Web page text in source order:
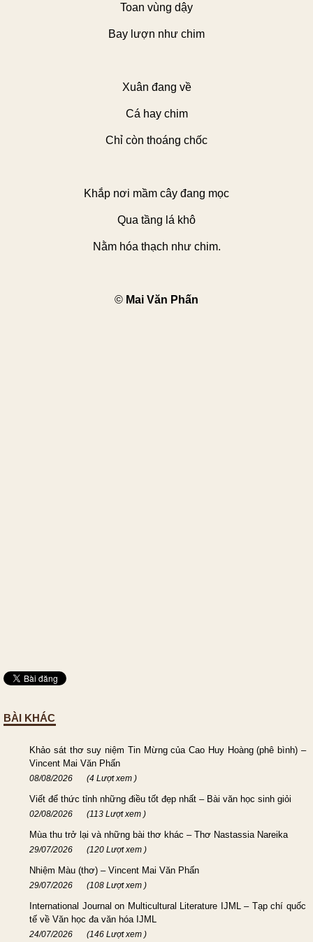
Toan vùng dậy
Bay lượn như chim
Xuân đang về
Cá hay chim
Chỉ còn thoáng chốc
Khắp nơi mầm cây đang mọc
Qua tầng lá khô
Nằm hóa thạch như chim.
© Mai Văn Phấn
BÀI KHÁC
Khảo sát thơ suy niệm Tin Mừng của Cao Huy Hoàng (phê bình) –
Vincent Mai Văn Phấn
08/08/2026 (4 Lượt xem )
Viết để thức tỉnh những điều tốt đẹp nhất – Bài văn học sinh giỏi
02/08/2026 (113 Lượt xem )
Mùa thu trở lại và những bài thơ khác – Thơ Nastassia Nareika
29/07/2026 (120 Lượt xem )
Nhiệm Màu (thơ) – Vincent Mai Văn Phấn
29/07/2026 (108 Lượt xem )
International Journal on Multicultural Literature IJML – Tạp chí quốc
tế về Văn học đa văn hóa IJML
24/07/2026 (146 Lượt xem )